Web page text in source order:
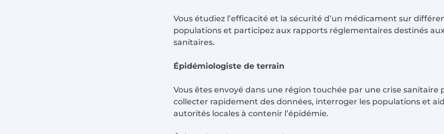
Vous étudiez l’efficacité et la sécurité d’un médicament sur
populations et participez aux rapports réglementaires destinés
sanitaires.
Épidémiologiste de terrain
Vous êtes envoyé dans une région touchée par une crise sanitaire
collecter rapidement des données, interroger les populations et
autorités locales à contenir l’épidémie.